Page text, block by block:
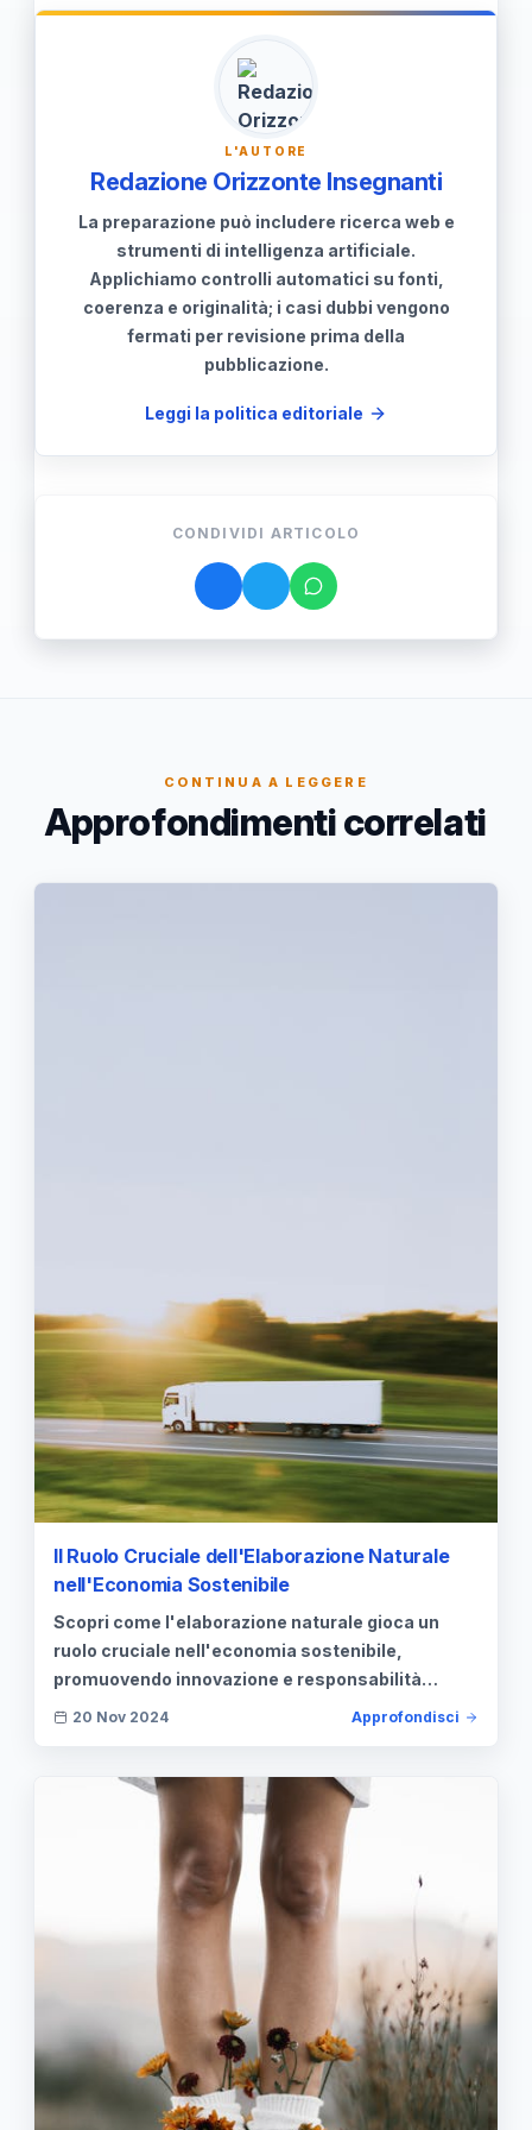
partecipino attivamente nelle
decisioni che influenzano il
benessere collettivo, contribuendo
a una giustizia sociale duratura.
L'AUTORE
Redazione Orizzonte Insegnanti
La preparazione può includere ricerca web e
strumenti di intelligenza artificiale.
Applichiamo controlli automatici su fonti,
coerenza e originalità; i casi dubbi vengono
fermati per revisione prima della
pubblicazione.
Leggi la politica editoriale
CONDIVIDI ARTICOLO
CONTINUA A LEGGERE
Approfondimenti correlati
Il Ruolo Cruciale dell'Elaborazione Naturale
nell'Economia Sostenibile
Scopri come l'elaborazione naturale gioca un
ruolo cruciale nell'economia sostenibile,
promuovendo innovazione e responsabilità
sociale.
20 Nov 2024 Approfondisci